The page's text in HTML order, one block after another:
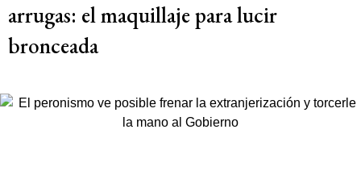
arrugas: el maquillaje para lucir
bronceada